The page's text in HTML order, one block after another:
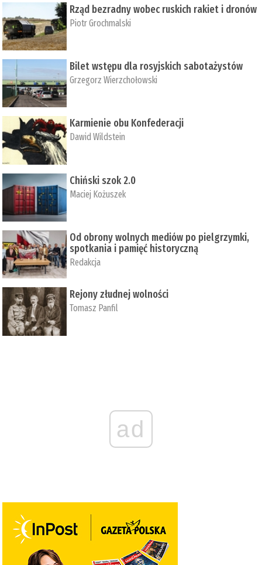
Rząd bezradny wobec ruskich rakiet i dronów
Piotr Grochmalski
Bilet wstępu dla rosyjskich sabotażystów
Grzegorz Wierzchołowski
Karmienie obu Konfederacji
Dawid Wildstein
Chiński szok 2.0
Maciej Kożuszek
Od obrony wolnych mediów po pielgrzymki,
spotkania i pamięć historyczną
Redakcja
Rejony złudnej wolności
Tomasz Panfil
ad